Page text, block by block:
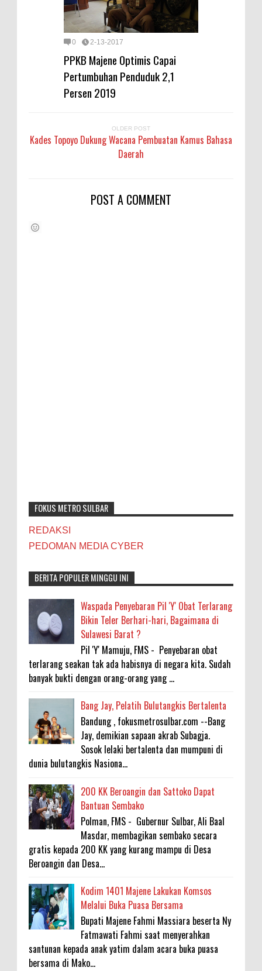
0 2-13-2017
PPKB Majene Optimis Capai
Pertumbuhan Penduduk 2,1
Persen 2019
OLDER POST
Kades Topoyo Dukung Wacana Pembuatan Kamus Bahasa
Daerah
POST A COMMENT
FOKUS METRO SULBAR
REDAKSI
PEDOMAN MEDIA CYBER
BERITA POPULER MINGGU INI
Waspada Penyebaran Pil 'Y' Obat Terlarang
Bikin Teler Berhari-hari, Bagaimana di
Sulawesi Barat ?
Pil 'Y' Mamuju, FMS - Penyebaran obat
terlarang seakan tak ada habisnya di negara kita. Sudah
banyak bukti dengan orang-orang yang ...
Bang Jay, Pelatih Bulutangkis Bertalenta
Bandung , fokusmetrosulbar.com --Bang
Jay, demikian sapaan akrab Subagja.
Sosok lelaki bertalenta dan mumpuni di
dunia bulutangkis Nasiona...
200 KK Beroangin dan Sattoko Dapat
Bantuan Sembako
Polman, FMS - Gubernur Sulbar, Ali Baal
Masdar, membagikan sembako secara
gratis kepada 200 KK yang kurang mampu di Desa
Beroangin dan Desa...
Kodim 1401 Majene Lakukan Komsos
Melalui Buka Puasa Bersama
Bupati Majene Fahmi Massiara beserta Ny
Fatmawati Fahmi saat menyerahkan
santunan kepada anak yatim dalam acara buka puasa
bersama di Mako...